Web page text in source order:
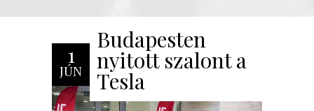
1
JÚN
Budapesten
nyitott szalont a
Tesla